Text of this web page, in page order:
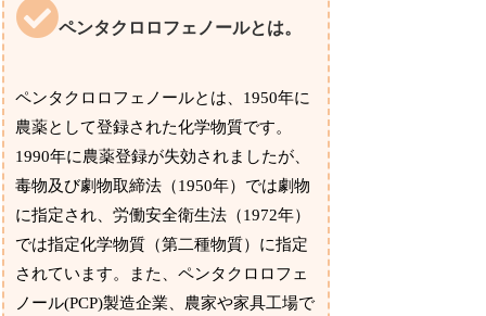
ペンタクロロフェノールとは。
ペンタクロロフェノールとは、1950年に
農薬として登録された化学物質です。
1990年に農薬登録が失効されましたが、
毒物及び劇物取締法（1950年）では劇物
に指定され、労働安全衛生法（1972年）
では指定化学物質（第二種物質）に指定
されています。また、ペンタクロロフェ
ノール(PCP)製造企業、農家や家具工場で